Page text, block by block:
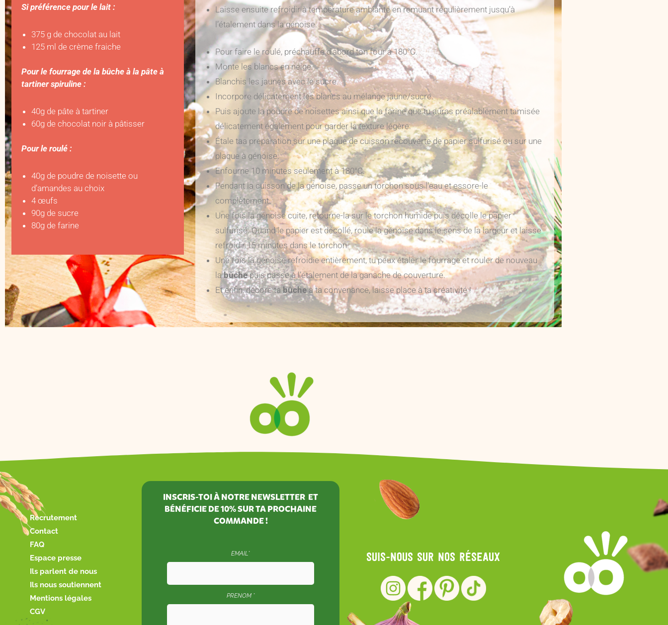
Si préférence pour le lait :
375 g de chocolat au lait
125 ml de crème fraiche
Pour le fourrage de la bûche à la pâte à
tartiner spiruline :
40g de pâte à tartiner
60g de chocolat noir à pâtisser
Pour le roulé :
40g de poudre de noisette ou
d’amandes au choix
4 œufs
90g de sucre
80g de farine
Laisse ensuite refroidir à température ambiante en remuant régulièrement jusqu’à
l’étalement dans la génoise.
Pour faire le roulé, préchauffe d’abord ton four à 180°C.
Monte les blancs en neige.
Blanchis les jaunes avec le sucre.
Incorpore délicatement les blancs au mélange jaune/sucre.
Puis ajoute la poudre de noisettes ainsi que la farine que tu auras préalablement tamisée
délicatement également pour garder la texture légère.
Étale taa préparation sur une plaque de cuisson recouverte de papier sulfurisé ou sur une
plaque à génoise.
Enfourne 10 minutes seulement à 180°C.
Pendant la cuisson de la génoise, passe un torchon sous l’eau et essore-le
complètement.
Une fois la génoise cuite, retourne-la sur le torchon humide puis décolle le papier
sulfurisé. Quand le papier est décollé, roule la génoise dans le sens de la largeur et laisse
refroidir 15 minutes dans le torchon.
Une fois la génoise refroidie entièrement, tu peux étaler le fourrage et rouler de nouveau
labûchepuis passe à l’étalement de la ganache de couverture.
Et enfin, décore tabûcheà ta convenance, laisse place à ta créativité !
Recrutement
Contact
FAQ
Espace presse
Ils parlent de nous
Ils nous soutiennent
Mentions légales
CGV
INSCRIS-TOI À NOTRE NEWSLETTER ET
BÉNÉFICIE DE10%SUR TA PROCHAINE
COMMANDE !
EMAIL*
PRENOM *
Suis-nous sur nos réseaux